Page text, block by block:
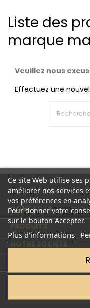
Liste des
marque
Veuillez nous
Effectuez une
CONTACTS
PRODUITS
Ce site Web utilise ses
améliorer nos services
vos préférences en
Pour donner votre
sur le bouton Accepter.
Plus d'informations
© 2026 - Tous